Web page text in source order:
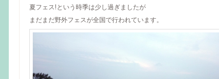
夏フェス!という時季は少し過ぎましたが
まだまだ野外フェスが全国で行われています。